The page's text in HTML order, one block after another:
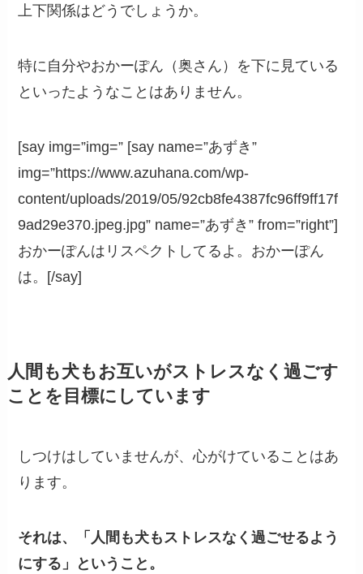
上下関係はどうでしょうか。
特に自分やおかーぽん（奥さん）を下に見ている
といったようなことはありません。
[say img=”img=” [say name=”あずき”
img=”https://www.azuhana.com/wp-
content/uploads/2019/05/92cb8fe4387fc96ff9ff17f
9ad29e370.jpeg.jpg” name=”あずき” from=”right”]
おかーぽんはリスペクトしてるよ。 おかーぽん
は。 [/say]
人間も犬もお互いがストレスなく過ごす
ことを目標にしています
しつけはしていませんが、心がけていることはあ
ります。
それは、「人間も犬もストレスなく過ごせるよう
にする」ということ。